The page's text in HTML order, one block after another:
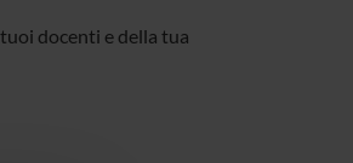
docenti e della tua